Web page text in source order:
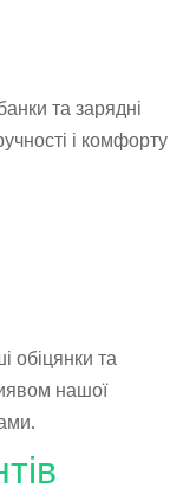
та зарядні
і комфорту
обіцянки та
нашої